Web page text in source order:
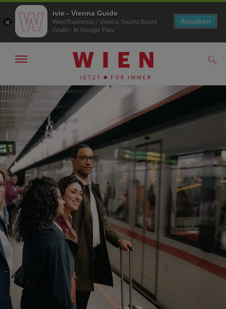
Zur
Navigation
Zum
Inhalt
Navigation
ivie - Vienna Guide
WienTourismus / Vienna Tourist Board
Gratis - In Google Play
Ansehen